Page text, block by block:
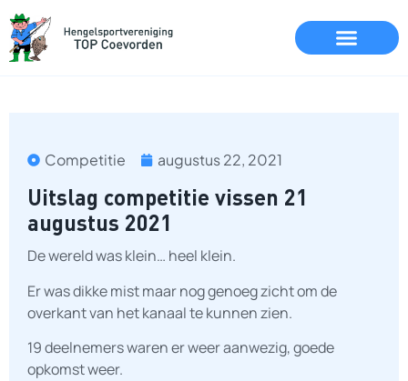
Competitie augustus 22, 2021
Uitslag competitie vissen 21
augustus 2021
De wereld was klein… heel klein.
Er was dikke mist maar nog genoeg zicht om de
overkant van het kanaal te kunnen zien.
19 deelnemers waren er weer aanwezig, goede
opkomst weer.